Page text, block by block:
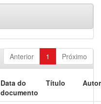
Anterior 1 Próximo
Data do
documento
Título